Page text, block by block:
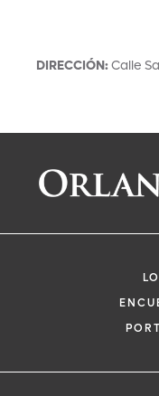
DIRECCIÓN:Calle
Solicitar